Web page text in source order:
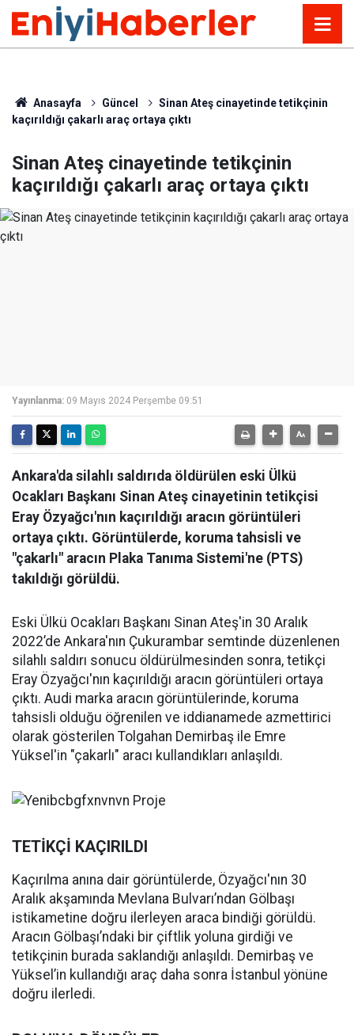
Anasayfa Güncel
Sinan Ateş cinayetinde tetikçinin
kaçırıldığı çakarlı araç ortaya çıktı
Sinan Ateş cinayetinde tetikçinin
kaçırıldığı çakarlı araç ortaya çıktı
Yayınlanma: 09 Mayıs 2024 Perşembe 09:51
Ankara'da silahlı saldırıda öldürülen eski Ülkü
Ocakları Başkanı Sinan Ateş cinayetinin tetikçisi
Eray Özyağcı'nın kaçırıldığı aracın görüntüleri
ortaya çıktı. Görüntülerde, koruma tahsisli ve
"çakarlı" aracın Plaka Tanıma Sistemi'ne (PTS)
takıldığı görüldü.
Eski Ülkü Ocakları Başkanı Sinan Ateş'in 30 Aralık
2022’de Ankara'nın Çukurambar semtinde düzenlenen
silahlı saldırı sonucu öldürülmesinden sonra, tetikçi
Eray Özyağcı'nın kaçırıldığı aracın görüntüleri ortaya
çıktı. Audi marka aracın görüntülerinde, koruma
tahsisli olduğu öğrenilen ve iddianamede azmettirici
olarak gösterilen Tolgahan Demirbaş ile Emre
Yüksel'in "çakarlı" aracı kullandıkları anlaşıldı.
TETİKÇİ KAÇIRILDI
Kaçırılma anına dair görüntülerde, Özyağcı'nın 30
Aralık akşamında Mevlana Bulvarı’ndan Gölbaşı
istikametine doğru ilerleyen araca bindiği görüldü.
Aracın Gölbaşı’ndaki bir çiftlik yoluna girdiği ve
tetikçinin burada saklandığı anlaşıldı. Demirbaş ve
Yüksel’in kullandığı araç daha sonra İstanbul yönüne
doğru ilerledi.